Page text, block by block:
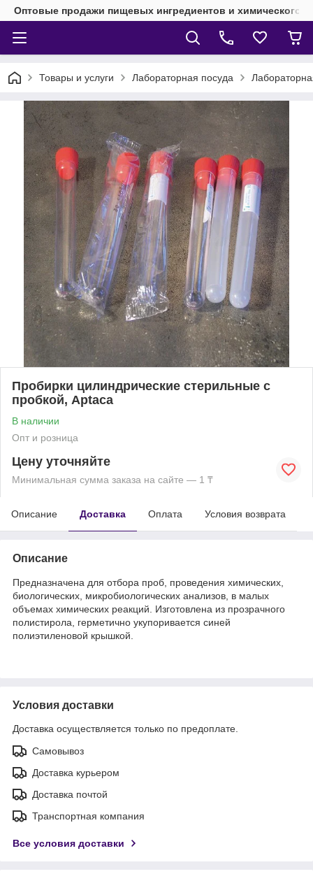
Оптовые продажи пищевых ингредиентов и химического
Товары и услуги Лабораторная посуда
Пробирки цилиндрические стерильные с
пробкой, Aptaca
В наличии
Опт и розница
Цену уточняйте
Минимальная сумма заказа на сайте — 1 ₸
Описание Доставка Оплата Условия возврата
Описание
Предназначена для отбора проб, проведения химических,
биологических, микробиологических анализов, в малых
объемах химических реакций. Изготовлена из прозрачного
полистирола, герметично укупоривается синей
полиэтиленовой крышкой.
Условия доставки
Доставка осуществляется только по предоплате.
Самовывоз
Доставка курьером
Доставка почтой
Транспортная компания
Все условия доставки